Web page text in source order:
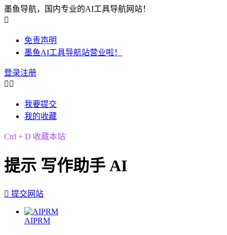
墨鱼导航，国内专业的AI工具导航网站！

免责声明
墨鱼AI工具导航站营业啦！
登录注册
 
我要提交
我的收藏
Ctrl + D 收藏本站
提示 写作助手 AI
 提交网站
AIPRM